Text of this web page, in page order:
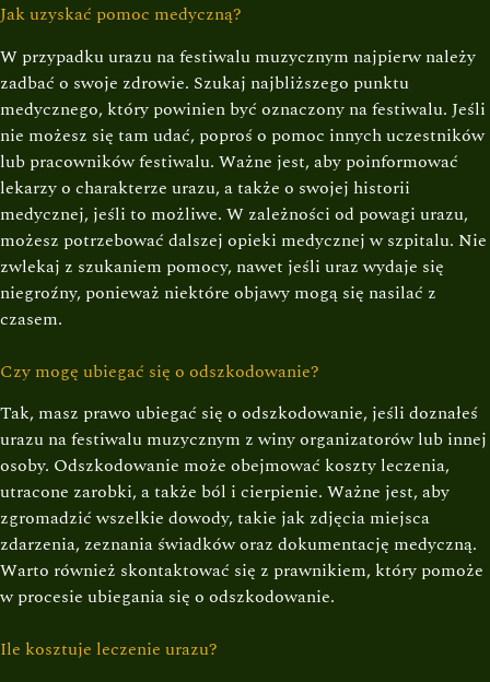
Jak uzyskać pomoc medyczną?
W przypadku urazu na festiwalu muzycznym najpierw należy
zadbać o swoje zdrowie. Szukaj najbliższego punktu
medycznego, który powinien być oznaczony na festiwalu. Jeśli
nie możesz się tam udać, poproś o pomoc innych uczestników
lub pracowników festiwalu. Ważne jest, aby poinformować
lekarzy o charakterze urazu, a także o swojej historii
medycznej, jeśli to możliwe. W zależności od powagi urazu,
możesz potrzebować dalszej opieki medycznej w szpitalu. Nie
zwlekaj z szukaniem pomocy, nawet jeśli uraz wydaje się
niegroźny, ponieważ niektóre objawy mogą się nasilać z
czasem.
Czy mogę ubiegać się o odszkodowanie?
Tak, masz prawo ubiegać się o odszkodowanie, jeśli doznałeś
urazu na festiwalu muzycznym z winy organizatorów lub innej
osoby. Odszkodowanie może obejmować koszty leczenia,
utracone zarobki, a także ból i cierpienie. Ważne jest, aby
zgromadzić wszelkie dowody, takie jak zdjęcia miejsca
zdarzenia, zeznania świadków oraz dokumentację medyczną.
Warto również skontaktować się z prawnikiem, który pomoże
w procesie ubiegania się o odszkodowanie.
Ile kosztuje leczenie urazu?